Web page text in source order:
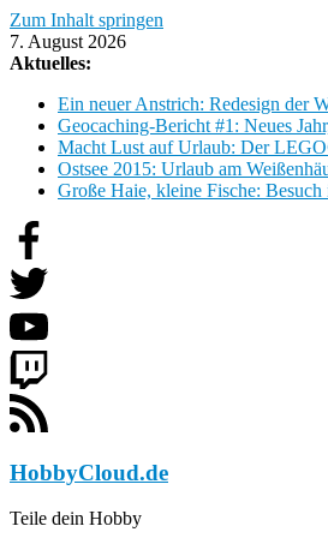
Zum Inhalt springen
7. August 2026
Aktuelles:
Ein neuer Anstrich: Redesign der
Geocaching-Bericht #1: Neues
Macht Lust auf Urlaub: Der
Ostsee 2015: Urlaub am
Große Haie, kleine Fische:
HobbyCloud.de
Teile dein Hobby